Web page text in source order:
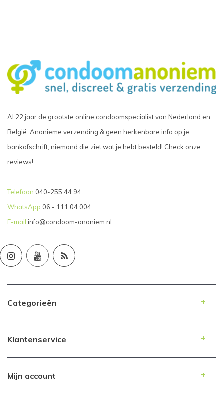
Al 22 jaar de grootste online condoomspecialist van Nederland en
België. Anonieme verzending & geen herkenbare info op je
bankafschrift, niemand die ziet wat je hebt besteld! Check onze
reviews!
Telefoon 040-255 44 94
WhatsApp 06 - 111 04 004
E-mail info@condoom-anoniem.nl
Categorieën
Klantenservice
Mijn account